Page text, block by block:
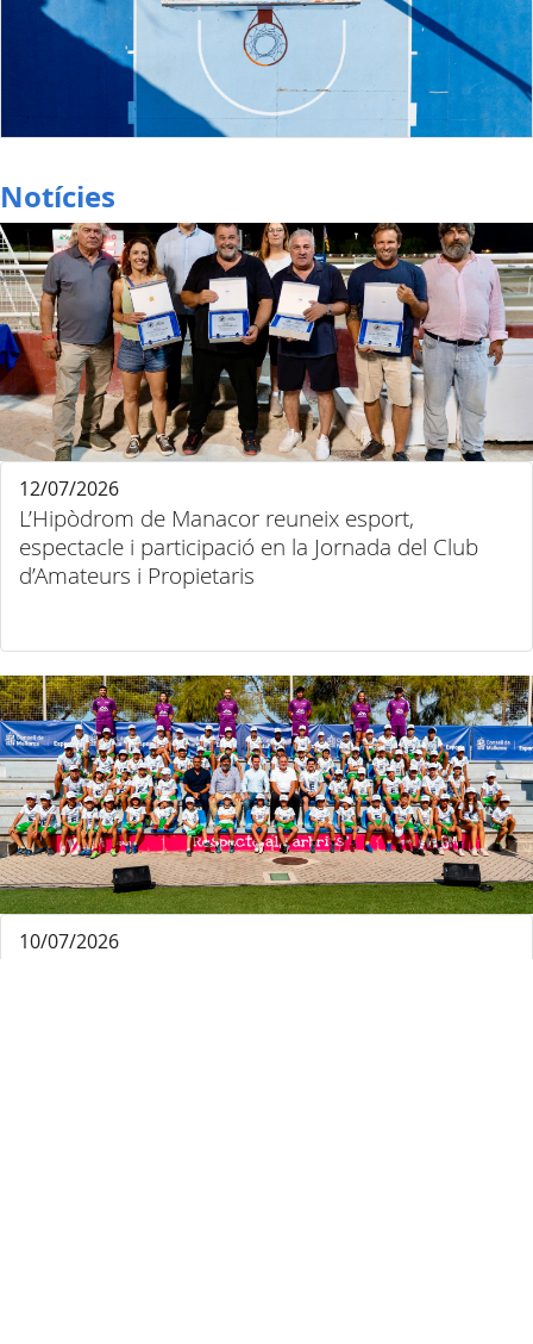
Notícies
L’Hipòdrom de Manacor reuneix esport,
espectacle i participació en la Jornada del Club
d’Amateurs i Propietaris
12/07/2026
10/07/2026